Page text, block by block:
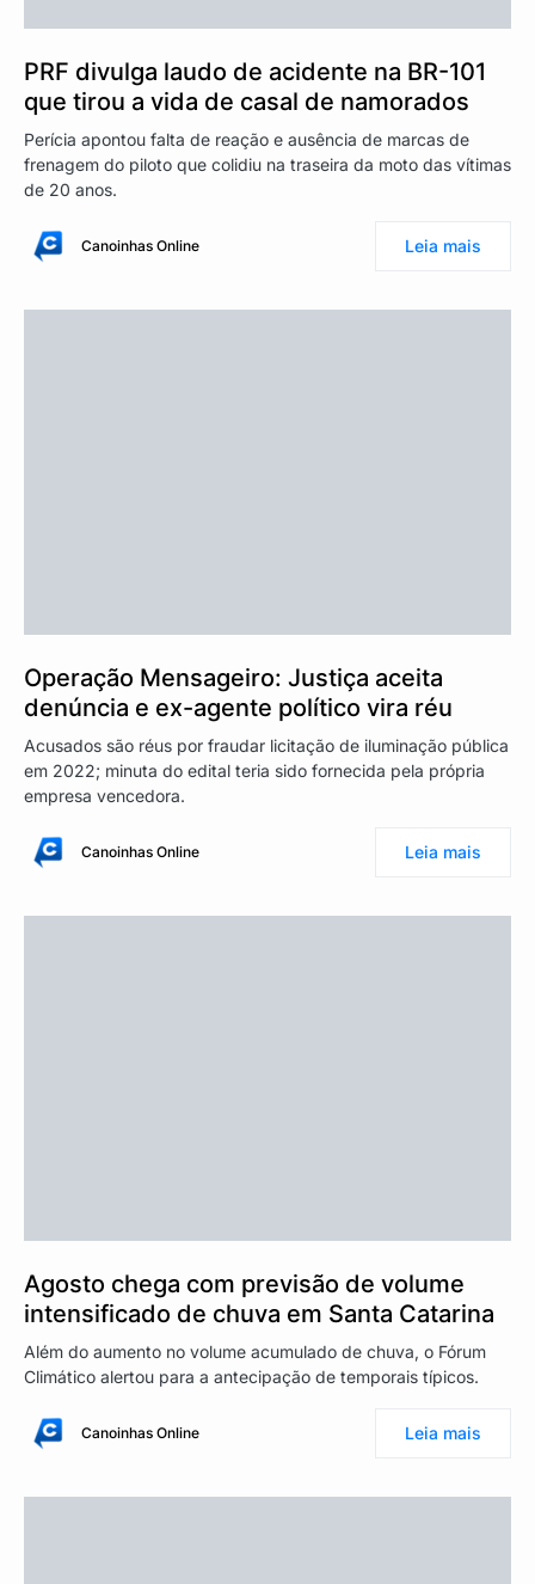
PRF divulga laudo de acidente na BR-101
que tirou a vida de casal de namorados
Perícia apontou falta de reação e ausência de marcas de
frenagem do piloto que colidiu na traseira da moto das vítimas
de 20 anos.
Canoinhas Online Leia mais
Operação Mensageiro: Justiça aceita
denúncia e ex-agente político vira réu
Acusados são réus por fraudar licitação de iluminação pública
em 2022; minuta do edital teria sido fornecida pela própria
empresa vencedora.
Canoinhas Online Leia mais
Agosto chega com previsão de volume
intensificado de chuva em Santa Catarina
Além do aumento no volume acumulado de chuva, o Fórum
Climático alertou para a antecipação de temporais típicos.
Canoinhas Online Leia mais